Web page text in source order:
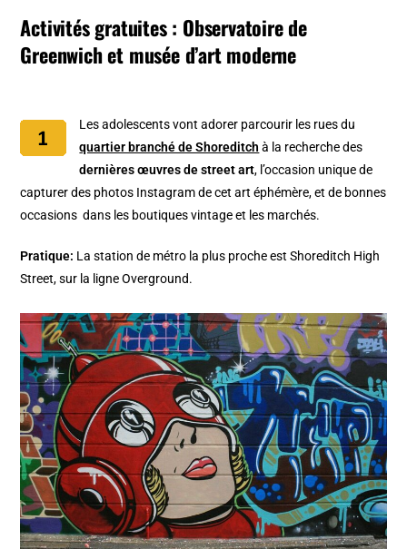
Activités gratuites : Observatoire de
Greenwich et musée d’art moderne
Les adolescents vont adorer parcourir les rues du
quartier branché de Shoreditch à la recherche des
dernières œuvres de street art, l’occasion unique de
capturer des photos Instagram de cet art éphémère, et de bonnes
occasions dans les boutiques vintage et les marchés.
Pratique: La station de métro la plus proche est Shoreditch High
Street, sur la ligne Overground.